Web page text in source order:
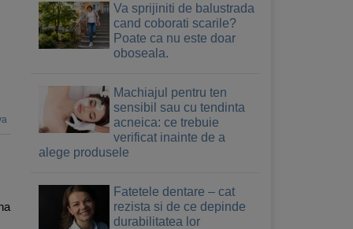
Va sprijiniti de balustrada
cand coborati scarile?
Poate ca nu este doar
oboseala.
Machiajul pentru ten
sensibil sau cu tendinta
acneica: ce trebuie
verificat inainte de a
alege produsele
Fatetele dentare – cat
rezista si de ce depinde
durabilitatea lor